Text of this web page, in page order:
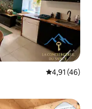
Évaluation
4,91 (46)